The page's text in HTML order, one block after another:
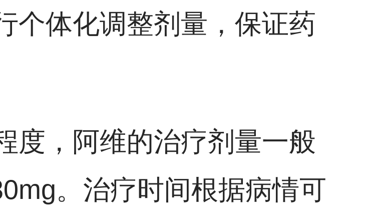
个体化调整剂量，保证药
度，阿维的治疗剂量一般
。治疗时间根据病情可